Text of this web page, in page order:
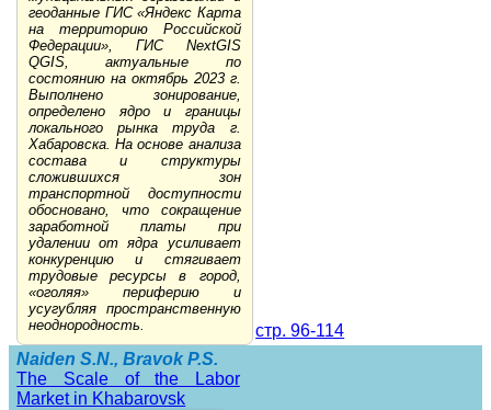
геоданные ГИС «Яндекс Карта
на территорию Российской
Федерации», ГИС NextGIS
QGIS, актуальные по
состоянию на октябрь 2023 г.
Выполнено зонирование,
определено ядро и границы
локального рынка труда г.
Хабаровска. На основе анализа
состава и структуры
сложившихся зон
транспортной доступности
обосновано, что сокращение
заработной платы при
удалении от ядра усиливает
конкуренцию и стягивает
трудовые ресурсы в город,
«оголяя» периферию и
усугубляя пространственную
неоднородность.
стр. 96-114
Naiden S.N., Bravok P.S.
The Scale of the Labor
Market in Khabarovsk